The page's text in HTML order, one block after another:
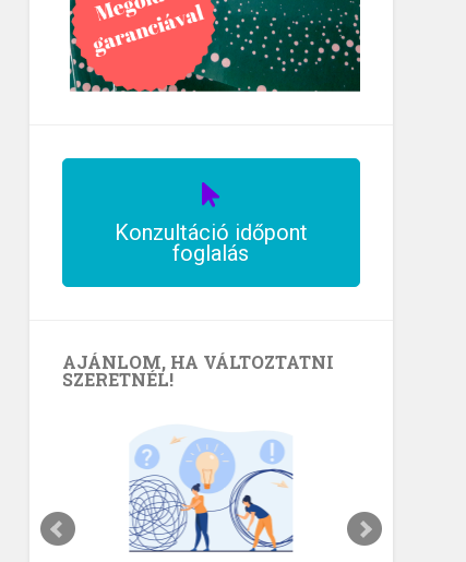
Konzultáció időpont
foglalás
AJÁNLOM, HA VÁLTOZTATNI
SZERETNÉL!